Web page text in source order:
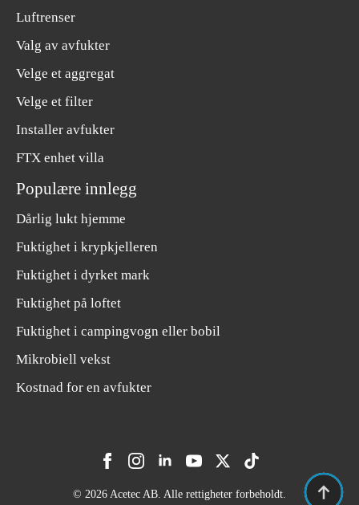
Luftrenser
Valg av avfukter
Velge et aggregat
Velge et filter
Installer avfukter
FTX enhet villa
Populære innlegg
Dårlig lukt hjemme
Fuktighet i krypkjelleren
Fuktighet i dyrket mark
Fuktighet på loftet
Fuktighet i campingvogn eller bobil
Mikrobiell vekst
Kostnad for en avfukter
© 2026 Acetec AB. Alle rettigheter forbeholdt.